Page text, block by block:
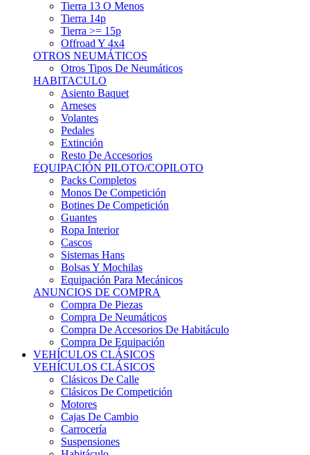
Tierra >= 15p
Offroad Y 4x4
OTROS NEUMÁTICOS
Otros Tipos De Neumáticos
HABITACULO
Asiento Baquet
Arneses
Volantes
Pedales
Extinción
Resto De Accesorios
EQUIPACIÓN PILOTO/COPILOTO
Packs Completos
Monos De Competición
Botines De Competición
Guantes
Ropa Interior
Cascos
Sistemas Hans
Bolsas Y Mochilas
Equipación Para Mecánicos
ANUNCIOS DE COMPRA
Compra De Piezas
Compra De Neumáticos
Compra De Accesorios De Habitáculo
Compra De Equipación
VEHÍCULOS CLÁSICOS
VEHÍCULOS CLÁSICOS
Clásicos De Calle
Clásicos De Competición
Motores
Cajas De Cambio
Carrocería
Suspensiones
Habitáculo
Llantas